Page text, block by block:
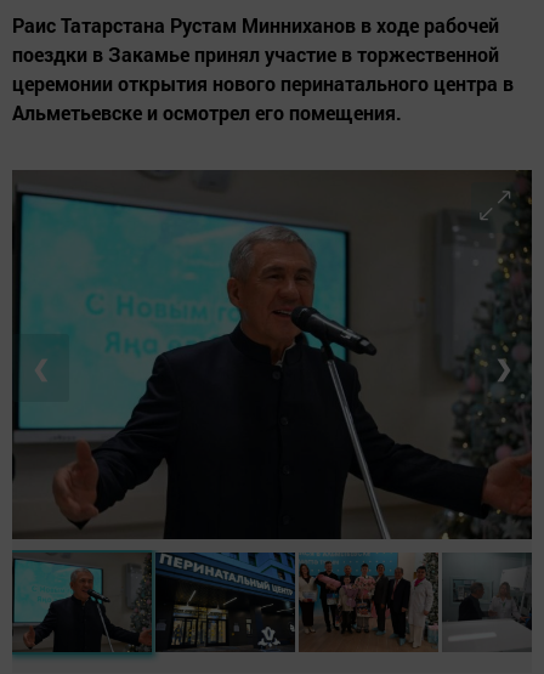
Раис Татарстана Рустам Минниханов в ходе рабочей
поездки в Закамье принял участие в торжественной
церемонии открытия нового перинатального центра в
Альметьевске и осмотрел его помещения.
❮ ❯